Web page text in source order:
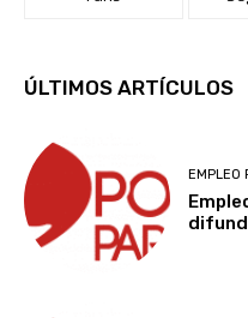
ÚLTIMOS ARTÍCULOS
EMPLEO